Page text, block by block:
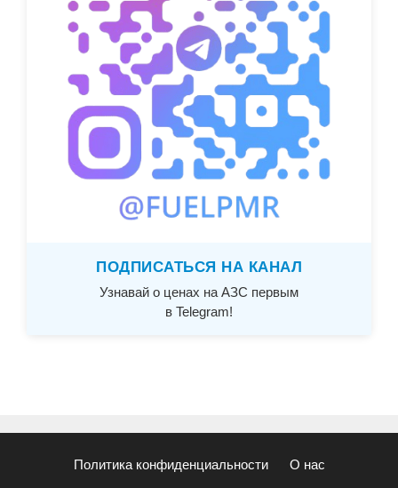
ПОДПИСАТЬСЯ НА КАНАЛ
Узнавай о ценах на АЗС первым
в Telegram!
Политика конфиденциальности О нас